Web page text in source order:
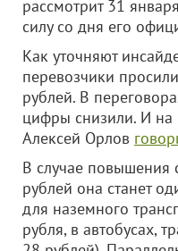
рассмотрит 31
силу со дня его
Как уточняют
перевозчики
рублей. В
цифры снизили. И
Алексей Орлов
В случае повышения
рублей она станет
для наземного
рубля, в автобусах,